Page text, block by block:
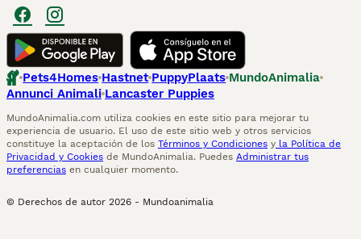
Pets4Homes Hastnet PuppyPlaats MundoAnimalia
Annunci Animali Lancaster Puppies
MundoAnimalia.com utiliza cookies en este sitio para mejorar tu
experiencia de usuario. El uso de este sitio web y otros servicios
constituye la aceptación de los Términos y Condiciones y la Política de
Privacidad y Cookies de MundoAnimalia. Puedes Administrar tus
preferencias en cualquier momento.
© Derechos de autor 2026 - Mundoanimalia